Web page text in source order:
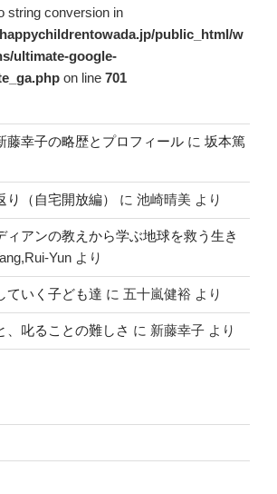
string conversion in
public_html/w
ultimate-google-
on line 701
藤幸子の略歴とプロフィール に 坂本篤
（自宅開放編） に 池崎晴美 より
ィアンの教えから学ぶ地球を救う生き
Yun より
ていく子ども達 に 五十嵐健裕 より
、叱ることの難しさ に 新藤幸子 より